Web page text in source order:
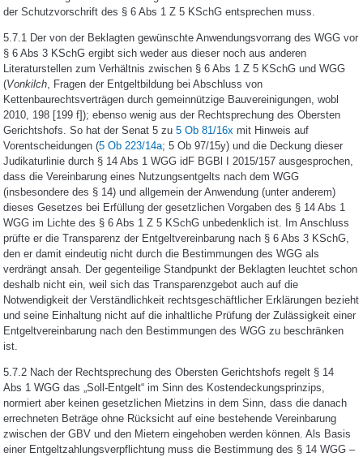
der Schutzvorschrift des § 6 Abs 1 Z 5 KSchG entsprechen muss.
5.7.1 Der von der Beklagten gewünschte Anwendungsvorrang des WGG vor
§ 6 Abs 3 KSchG ergibt sich weder aus dieser noch aus anderen
Literaturstellen zum Verhältnis zwischen § 6 Abs 1 Z 5 KSchG und WGG
(Vonkilch, Fragen der Entgeltbildung bei Abschluss von
Kettenbaurechtsverträgen durch gemeinnützige Bauvereinigungen, wobl
2010, 198 [199 f]); ebenso wenig aus der Rechtsprechung des Obersten
Gerichtshofs. So hat der Senat 5 zu 5 Ob 81/16x mit Hinweis auf
Vorentscheidungen (5 Ob 223/14a; 5 Ob 97/15y) und die Deckung dieser
Judikaturlinie durch § 14 Abs 1 WGG idF BGBl I 2015/157 ausgesprochen,
dass die Vereinbarung eines Nutzungsentgelts nach dem WGG
(insbesondere des § 14) und allgemein der Anwendung (unter anderem)
dieses Gesetzes bei Erfüllung der gesetzlichen Vorgaben des § 14 Abs 1
WGG im Lichte des § 6 Abs 1 Z 5 KSchG unbedenklich ist. Im Anschluss
prüfte er die Transparenz der Entgeltvereinbarung nach § 6 Abs 3 KSchG,
den er damit eindeutig nicht durch die Bestimmungen des WGG als
verdrängt ansah. Der gegenteilige Standpunkt der Beklagten leuchtet schon
deshalb nicht ein, weil sich das Transparenzgebot auch auf die
Notwendigkeit der Verständlichkeit rechtsgeschäftlicher Erklärungen bezieht
und seine Einhaltung nicht auf die inhaltliche Prüfung der Zulässigkeit einer
Entgeltvereinbarung nach den Bestimmungen des WGG zu beschränken
ist.
5.7.2 Nach der Rechtsprechung des Obersten Gerichtshofs regelt § 14
Abs 1 WGG das „Soll-Entgelt“ im Sinn des Kostendeckungsprinzips,
normiert aber keinen gesetzlichen Mietzins in dem Sinn, dass die danach
errechneten Beträge ohne Rücksicht auf eine bestehende Vereinbarung
zwischen der GBV und den Mietern eingehoben werden können. Als Basis
einer Entgeltzahlungsverpflichtung muss die Bestimmung des § 14 WGG –